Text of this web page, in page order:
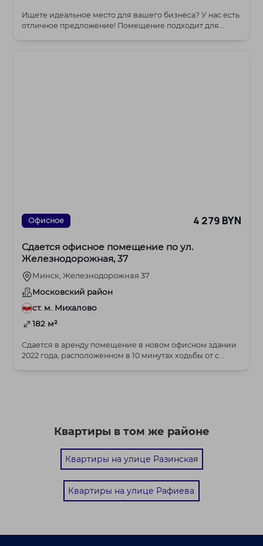
Ищете идеальное место для вашего бизнеса? У нас есть
отличное предложение! Помещение подходит для...
Офисное 4 279 BYN
Сдается офисное помещение по ул.
Железнодорожная, 37
Минск, Железнодорожная 37
Московский район
ст. м. Михалово
182 м²
Сдается в аренду помещение в новом офисном здании
2022 года, расположенном в 10 минутах ходьбы от с...
Квартиры в том же районе
Квартиры на улице Разинская
Квартиры на улице Рафиева